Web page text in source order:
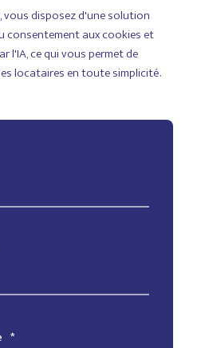
vous disposez d'une solution
consentement aux cookies et
l'IA, ce qui vous permet de
locataires en toute simplicité.
*